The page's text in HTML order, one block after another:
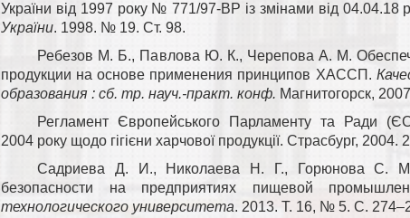
України від 1997 року № 771/97‑ВР із змінами від 04.04.18
України. 1998. № 19. Ст. 98.
Ребезов М. Б., Павлова Ю. К., Черепова А. М.
продукции на основе применения принципов ХАССП.
образования : сб. тр. науч.-практ. конф. Магнитогорск,
Регламент Європейського Парламенту та Ради
2004 року щодо гігієни харчової продукції. Страсбург, 2004.
Садриева Д. И., Николаева Н. Г., Горюнова С.
безопасности на предприятиях пищевой
технологического университета. 2013. Т. 16, № 5. С.